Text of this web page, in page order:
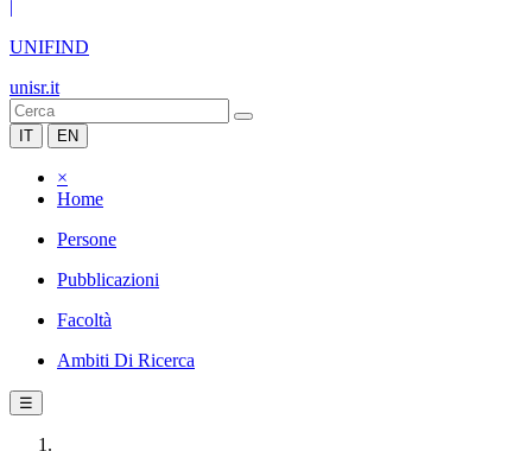
|
UNIFIND
unisr.it
IT EN
×
Home
Persone
Pubblicazioni
Facoltà
Ambiti Di Ricerca
☰